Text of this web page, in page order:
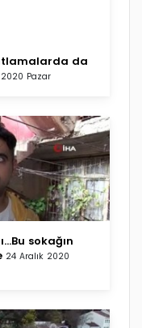
da
2020 Pazar
sokağın
24 Aralık 2020